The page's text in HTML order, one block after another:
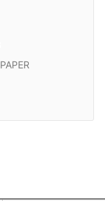
PAPER